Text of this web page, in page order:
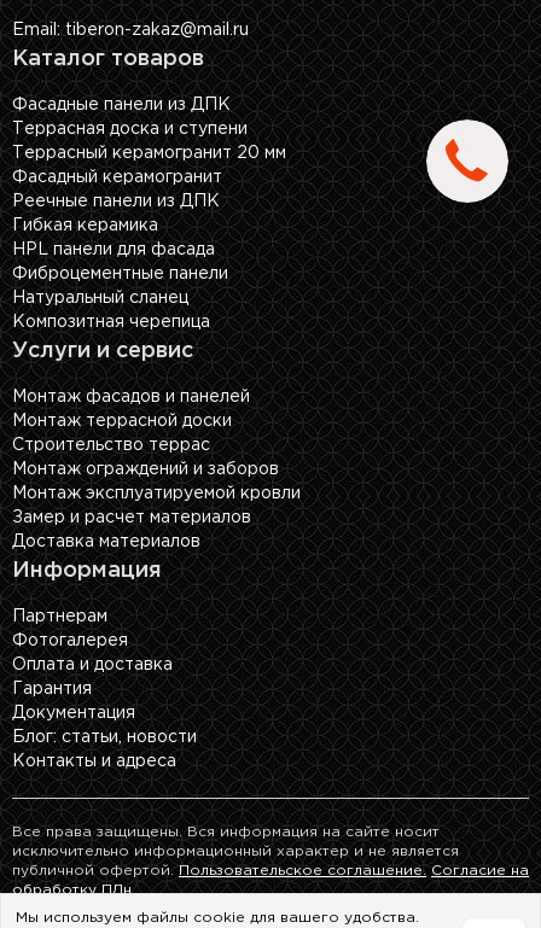
Email: tiberon-zakaz@mail.ru
Каталог товаров
Фасадные панели из ДПК
Террасная доска и ступени
Террасный керамогранит 20 мм
Фасадный керамогранит
Реечные панели из ДПК
Гибкая керамика
HPL панели для фасада
Фиброцементные панели
Натуральный сланец
Композитная черепица
Услуги и сервис
Монтаж фасадов и панелей
Монтаж террасной доски
Строительство террас
Монтаж ограждений и заборов
Монтаж эксплуатируемой кровли
Замер и расчет материалов
Доставка материалов
Информация
Партнерам
Фотогалерея
Оплата и доставка
Гарантия
Документация
Блог: cтатьи, новости
Контакты и адреса
Все права защищены. Вся информация на сайте носит
исключительно информационный характер и не является
публичной офертой.Пользовательское соглашение.
Согласие на
обработку ПДн.
Мы используем файлы cookie для вашего удобства.